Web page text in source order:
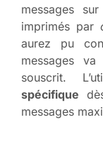
messages
imprimés par
aurez pu
messages va
souscrit.
spécifique
messages